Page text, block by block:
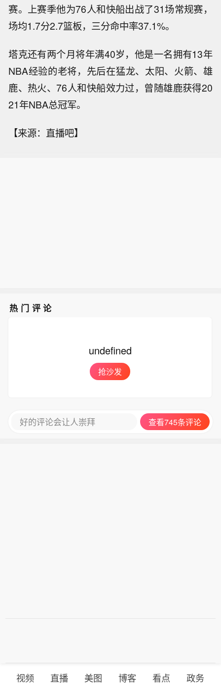
赛。上赛季他为76人和快船出战了31场常规赛，
场均1.7分2.7篮板，三分命中率37.1%。
塔克还有两个月将年满40岁，他是一名拥有13年
NBA经验的老将，先后在猛龙、太阳、火箭、雄
鹿、热火、76人和快船效力过，曾随雄鹿获得20
21年NBA总冠军。
【来源：直播吧】
热门评论
undefined
抢沙发
好的评论会让人崇拜 查看745条评论
视频 直播 美图 博客 看点 政务